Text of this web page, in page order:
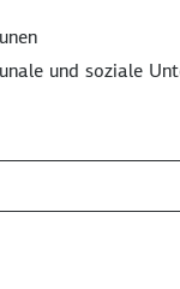
und soziale